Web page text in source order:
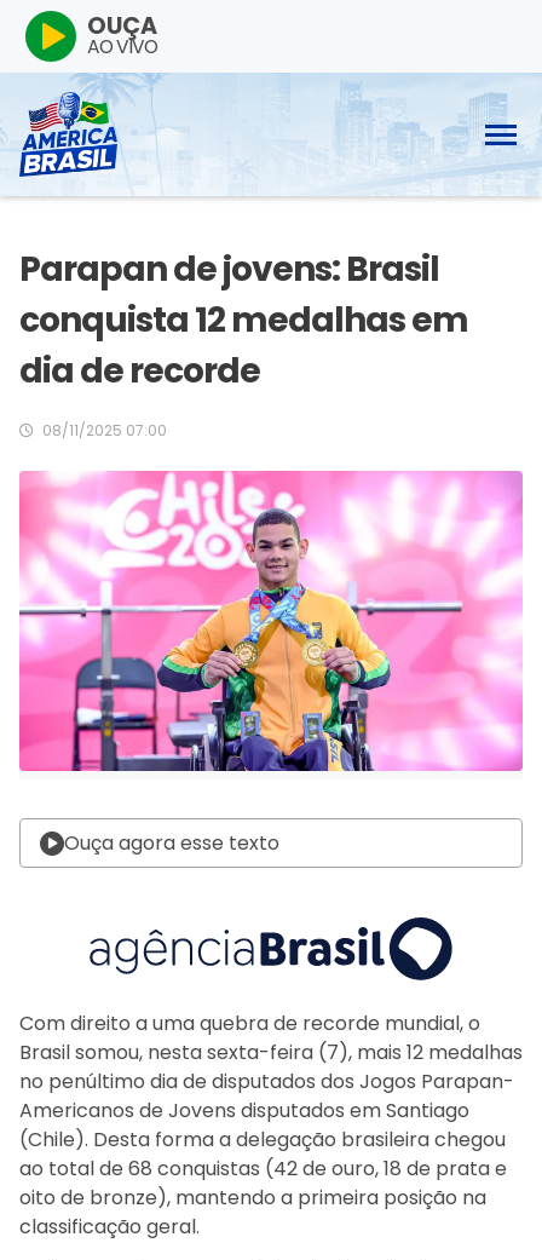
OUÇA
AO VIVO
Parapan de jovens: Brasil
conquista 12 medalhas em
dia de recorde
08/11/2025 07:00
Ouça agora esse texto
Com direito a uma quebra de recorde mundial, o
Brasil somou, nesta sexta-feira (7), mais 12 medalhas
no penúltimo dia de disputados dos Jogos Parapan-
Americanos de Jovens disputados em Santiago
(Chile). Desta forma a delegação brasileira chegou
ao total de 68 conquistas (42 de ouro, 18 de prata e
oito de bronze), mantendo a primeira posição na
classificação geral.